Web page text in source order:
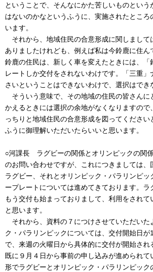
ということで、そんなにかた苦しいものという
はないのかなというふうに、実施されたところ
います。
それから、地域住民の合意形成に関しまして
ありましたけれども、例えば私は今鈴鹿に住ん
鈴鹿の住民は、新しく車を変えたときには、「
レートしか交付をされないわけです。「三重」
さいということはできないわけで、選択はでき
そういう意味で、その地域の住民の皆さんに
かえるときには選択の余地がなくなりますので
っちりと地域住民の合意形成を図ってください
ふうに御理解いただいたらいいと思います。
○河課長 ラグビーの関係とオリンピックの関
のお問い合わせですが、これにつきましては、
ラグビー、それとオリンピック・パラリンピッ
ープレートについては進めてきております。ラ
もう交付も始まっておりまして、利用をされて
と思います。
それから、資料の７につけさせていただいた
ク・パラリンピックについては、交付開始日が
で、来週の火曜日から具体的に交付が開始され
既に９月４日から事前の申し込みが進められて
形でラグビーとオリンピック・パラリンピック